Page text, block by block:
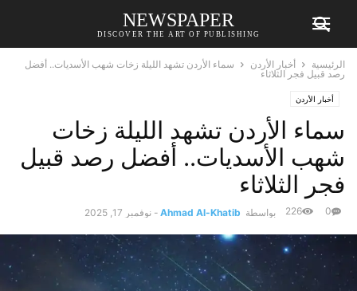
NEWSPAPER
DISCOVER THE ART OF PUBLISHING
الرئيسية أخبار الأردن
سماء الأردن تشهد الليلة زخات شهب الأسديات.. أفضل
رصد قبيل فجر الثلاثاء
أخبار الأردن
سماء الأردن تشهد الليلة زخات
شهب الأسديات.. أفضل رصد قبيل
فجر الثلاثاء
بواسطة Ahmad Al-Khatib
- نوفمبر 17, 2025 0
226